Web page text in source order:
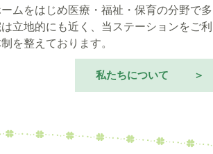
ムをはじめ医療・福祉・保育の分野で多
立地的にも近く、当ステーションをご利
を整えております。
私たちについて